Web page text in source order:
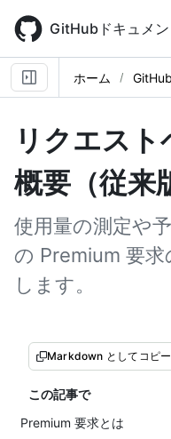
main
content
GitHubドキュメン
ホーム
リクエス
概要（従来
使用量の測定や
の Premium 要
します。
Markdown としてコピー
この記事で
Premium 要求とは